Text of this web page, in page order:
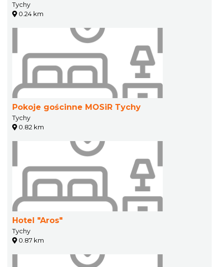
Tychy
0.24 km
Pokoje gościnne MOSiR Tychy
Tychy
0.82 km
Hotel "Aros"
Tychy
0.87 km